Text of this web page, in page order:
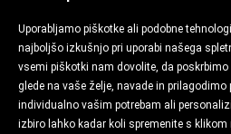
Uporabljamo piškotke ali podobne
najboljšo izkušnjo pri uporabi našega
vsemi piškotki nam dovolite, da poskrbimo
glede na vaše želje, navade in prilagodimo
individualno vašim potrebam ali
izbiro lahko kadar koli spremenite s